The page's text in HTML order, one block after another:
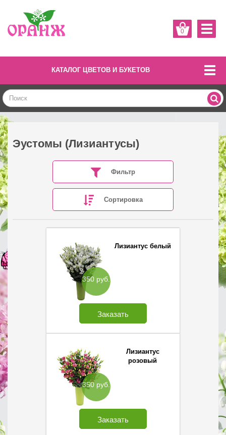
0
КАТАЛОГ ЦВЕТОВ И БУКЕТОВ
Эустомы (Лизиантусы)
Фильтр
Сортировка
350 руб.
Лизиантус белый
Заказать
350 руб.
Лизиантус
розовый
Заказать